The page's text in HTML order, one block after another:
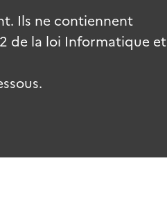
Ils ne contiennent
de la loi Informatique et